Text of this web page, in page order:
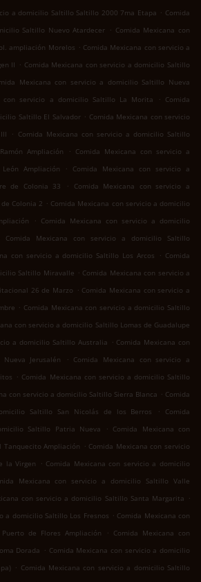
a domicilio Saltillo Saltillo 2000 7ma Etapa . Comida
Saltillo Nuevo Atardecer . Comida Mexicana con
ampliación Morelos . Comida Mexicana con servicio a
II . Comida Mexicana con servicio a domicilio Saltillo
Mexicana con servicio a domicilio Saltillo Nueva
con servicio a domicilio Saltillo La Morita . Comida
Saltillo El Salvador . Comida Mexicana con servicio
. Comida Mexicana con servicio a domicilio Saltillo
Ampliación
. Comida Mexicana con servicio a
Ampliación
.
Comida Mexicana con servicio a
de Colonia 33
.
Comida Mexicana con servicio a
Colonia 2 . Comida Mexicana con servicio a domicilio
. Comida Mexicana con servicio a domicilio
Comida Mexicana con servicio a domicilio Saltillo
con servicio a domicilio Saltillo Los Arcos . Comida
Saltillo Miravalle . Comida Mexicana con servicio a
26 de Marzo . Comida Mexicana con servicio a
. Comida Mexicana con servicio a domicilio Saltillo
con servicio a domicilio Saltillo Lomas de Guadalupe
a domicilio Saltillo Australia . Comida Mexicana con
Jerusalén
. Comida Mexicana con servicio a
. Comida Mexicana con servicio a domicilio Saltillo
con servicio a domicilio Saltillo Sierra Blanca . Comida
Saltillo San Nicolás de los Berros
.
Comida
Saltillo Patria Nueva
. Comida Mexicana con
Ampliación . Comida Mexicana con servicio
la Virgen
. Comida Mexicana con servicio a domicilio
Mexicana con servicio a domicilio Saltillo Valle
con servicio a domicilio Saltillo Santa Margarita .
a domicilio Saltillo Los Fresnos . Comida Mexicana con
de Flores Ampliación
. Comida Mexicana con
Dorada . Comida Mexicana con servicio a domicilio
. Comida Mexicana con servicio a domicilio Saltillo